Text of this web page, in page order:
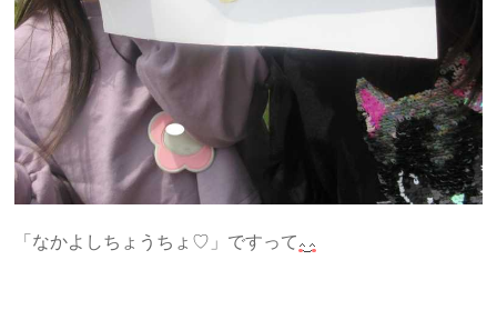
「なかよしちょうちょ♡」ですって